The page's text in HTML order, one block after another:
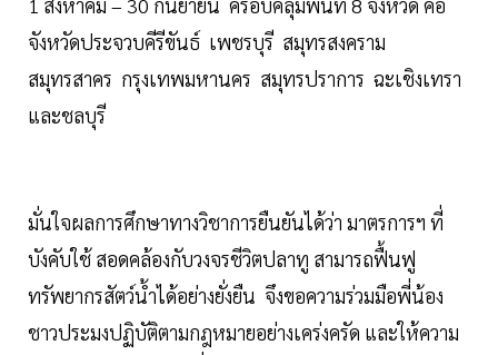
จังหวัดประจวบคีรีขันธ์ เพชรบุรี สมุทรสงคราม
สมุทรสาคร กรุงเทพมหานคร สมุทรปราการ ฉะเชิงเทรา
และชลบุรี
มั่นใจผลการศึกษาทางวิชาการยืนยันได้ว่า มาตรการฯ ที่
บังคับใช้ สอดคล้องกับวงจรชีวิตปลาทู สามารถฟื้นฟู
ทรัพยากรสัตว์น้ำได้อย่างยั่งยืน จึงขอความร่วมมือพี่น้อง
ชาวประมงปฏิบัติตามกฎหมายอย่างเคร่งครัด และให้ความ